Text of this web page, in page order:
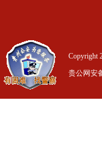
Copyright
贵公网安